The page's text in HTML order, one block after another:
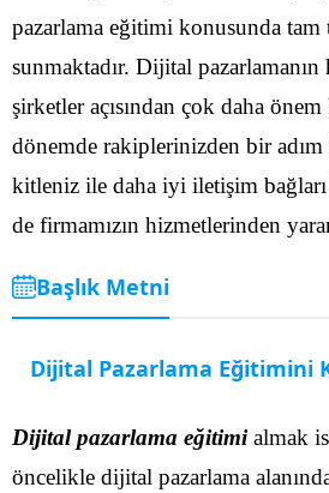
pazarlama eğitimi konusunda
sunmaktadır. Dijital pazarlamanın
şirketler açısından çok daha önem
dönemde rakiplerinizden bir adım
kitleniz ile daha iyi iletişim
de firmamızın hizmetlerinden
Başlık Metni
Dijital Pazarlama Eğitimini
Dijital pazarlama eğitimialmak
öncelikle dijital pazarlama